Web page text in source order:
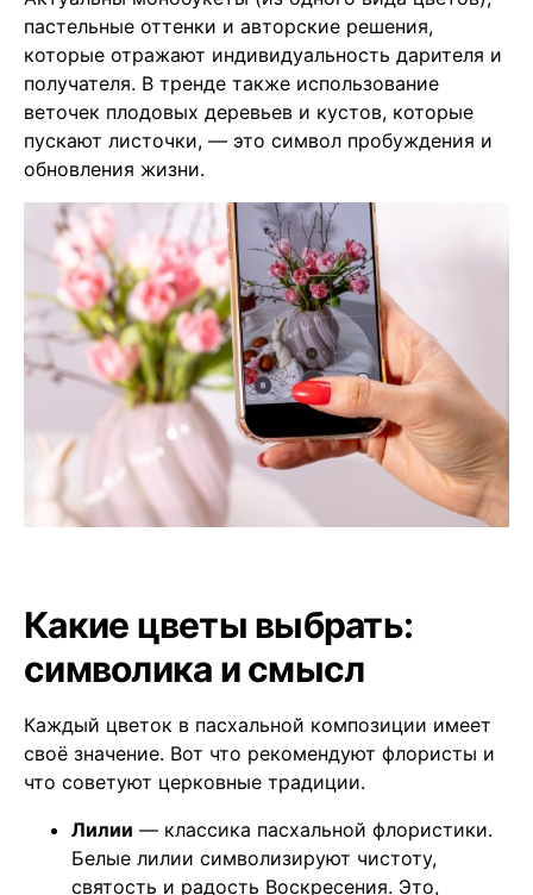
пастельные оттенки и авторские решения,
которые отражают индивидуальность дарителя и
получателя. В тренде также использование
веточек плодовых деревьев и кустов, которые
пускают листочки, — это символ пробуждения и
обновления жизни.
Какие цветы выбрать:
символика и смысл
Каждый цветок в пасхальной композиции имеет
своё значение. Вот что рекомендуют флористы и
что советуют церковные традиции.
Лилии — классика пасхальной флористики.
Белые лилии символизируют чистоту,
святость и радость Воскресения. Это,